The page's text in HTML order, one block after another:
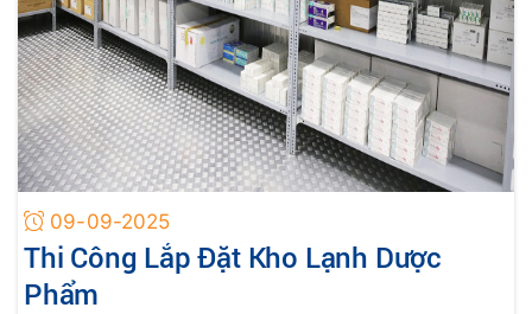
09-09-2025
Thi Công Lắp Đặt Kho Lạnh Dược
Phẩm